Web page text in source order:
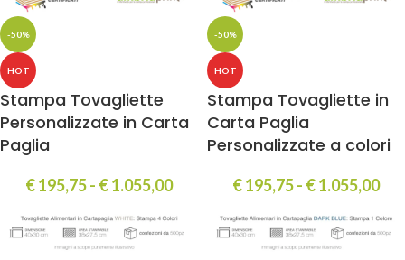
-50%
HOT
Stampa Tovagliette
Personalizzate in Carta
Paglia
€195,75- €1.055,00
-50%
HOT
Stampa Tovagliette in
Carta Paglia
Personalizzate a colori
€195,75- €1.055,00